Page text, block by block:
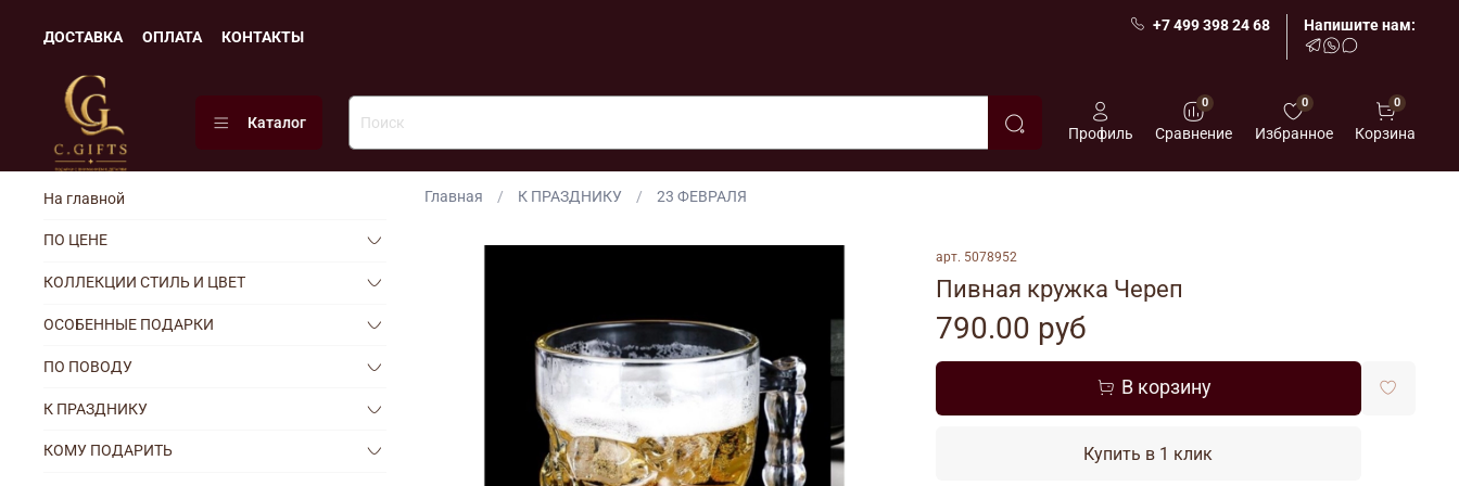
ДОСТАВКА ОПЛАТА КОНТАКТЫ
+7 499 398 24 68 Напишите нам:
Каталог
Профиль
0
Сравнение
0
Избранное
0
Корзина
Главная К ПРАЗДНИКУ 23 ФЕВРАЛЯ
арт. 5078952
Пивная кружка Череп
790.00 руб
В корзину
Купить в 1 клик
На главной
ПО ЦЕНЕ
КОЛЛЕКЦИИ СТИЛЬ И ЦВЕТ
ОСОБЕННЫЕ ПОДАРКИ
ПО ПОВОДУ
К ПРАЗДНИКУ
КОМУ ПОДАРИТЬ